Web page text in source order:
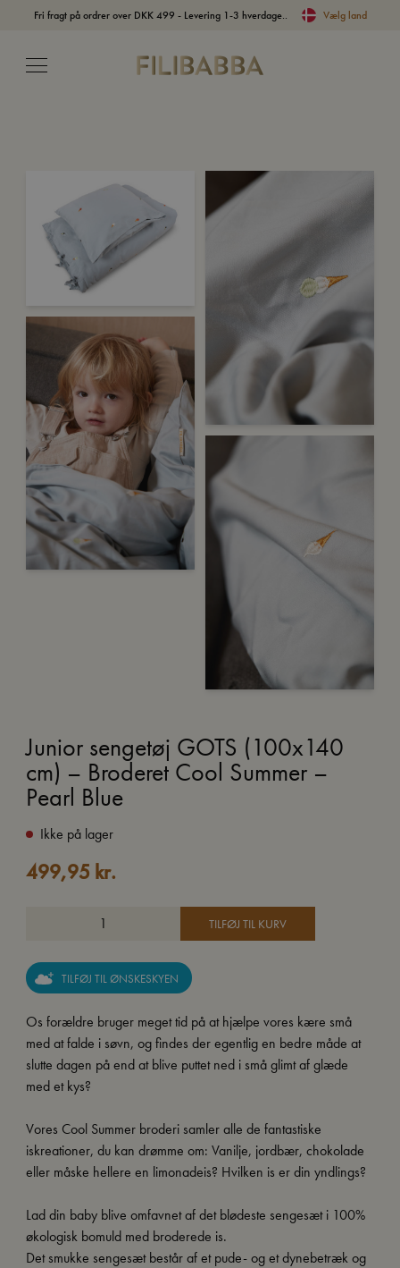
Fri fragt på ordrer over DKK 499 - Levering 1-3 hverdage.. Vælg land
Junior sengetøj GOTS (100x140
cm) – Broderet Cool Summer –
Pearl Blue
Ikke på lager
499,95 kr.
TILFØJ TIL KURV
TILFØJ TIL ØNSKESKYEN
Os forældre bruger meget tid på at hjælpe vores kære små
med at falde i søvn, og findes der egentlig en bedre måde at
slutte dagen på end at blive puttet ned i små glimt af glæde
med et kys?
Vores Cool Summer broderi samler alle de fantastiske
iskreationer, du kan drømme om: Vanilje, jordbær, chokolade
eller måske hellere en limonadeis? Hvilken is er din yndlings?
Lad din baby blive omfavnet af det blødeste sengesæt i 100%
økologisk bomuld med broderede is.
Det smukke sengesæt består af et pude- og et dynebetræk og